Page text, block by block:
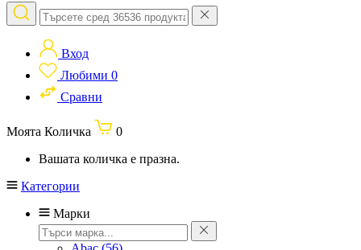
Вход
Любими 0
Сравни
Моята Количка
0
Вашата количка е празна.
Категории
Марки